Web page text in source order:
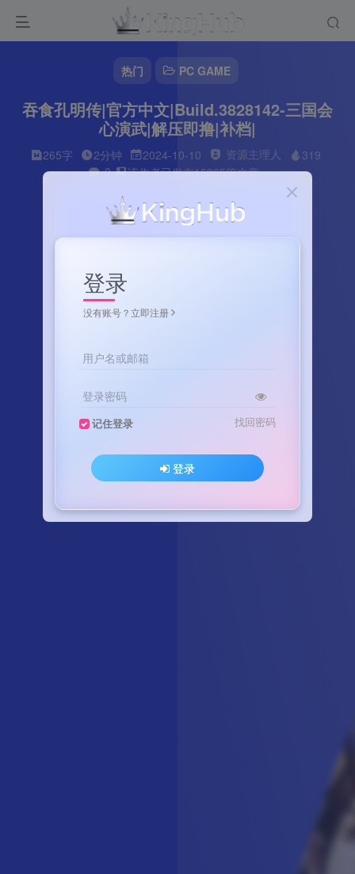
热门 PC GAME
吞食孔明传|官方中文|Build.3828142-三国会
心演武|解压即撸|补档|
265字 2分钟 2024-10-10 资源主理人
319
0
该作者已发布15265篇文章
登录
没有账号？立即注册
用户名或邮箱
登录密码
记住登录 找回密码
登录